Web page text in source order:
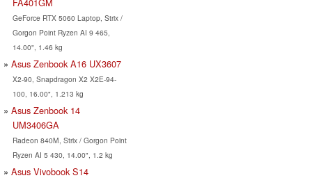
GeForce RTX 5060 Laptop, Strix /
Gorgon Point Ryzen AI 9 465,
14.00", 1.46 kg
Asus Zenbook A16 UX3607
X2-90, Snapdragon X2 X2E-94-
100, 16.00", 1.213 kg
Asus Zenbook 14
UM3406GA
Radeon 840M, Strix / Gorgon Point
Ryzen AI 5 430, 14.00", 1.2 kg
Asus Vivobook S14